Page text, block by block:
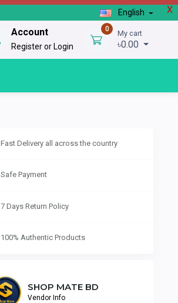
X
English
Account
Register or Login
0 My cart
৳0.00
Fast Delivery all across the country
Safe Payment
7 Days Return Policy
100% Authentic Products
SHOP MATE BD
Vendor Info